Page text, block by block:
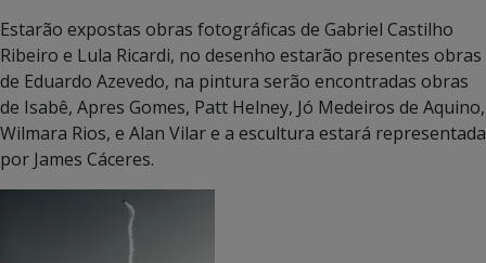
Estarão expostas obras fotográficas de Gabriel Castilho
Ribeiro e Lula Ricardi, no desenho estarão presentes obras
de Eduardo Azevedo, na pintura serão encontradas obras
de Isabê, Apres Gomes, Patt Helney, Jó Medeiros de Aquino,
Wilmara Rios, e Alan Vilar e a escultura estará representada
por James Cáceres.